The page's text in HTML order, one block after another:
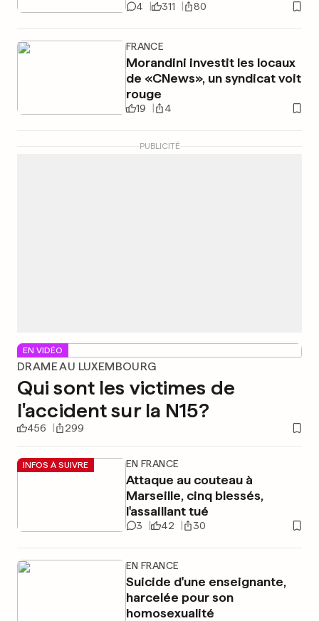
4 311 80
FRANCE
Morandini investit les locaux
de «CNews», un syndicat voit
rouge
19 4
PUBLICITÉ
EN VIDÉO
DRAME AU LUXEMBOURG
Qui sont les victimes de
l'accident sur la N15?
456 299
INFOS À SUIVRE EN FRANCE
Attaque au couteau à
Marseille, cinq blessés,
l'assaillant tué
3 42 30
EN FRANCE
Suicide d'une enseignante,
harcelée pour son
homosexualité